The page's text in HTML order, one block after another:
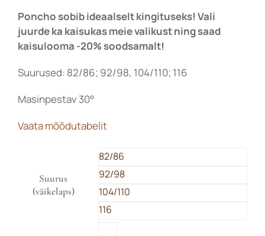
Poncho sobib ideaalselt kingituseks! Vali
juurde ka kaisukas meie valikust ning saad
kaisulooma -20% soodsamalt!
Suurused: 82/86; 92/98, 104/110; 116
Masinpestav 30°
Vaata mõõdutabelit
Suurus
(väikelaps)
82/86
92/98
104/110
116